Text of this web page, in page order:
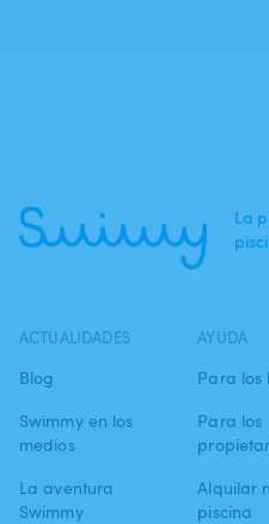
La
ACTUALIDADES
Blog
Swimmy en los
medios
La aventura
Swimmy
AYUDA
Para los
Para los
Alquilar
piscina